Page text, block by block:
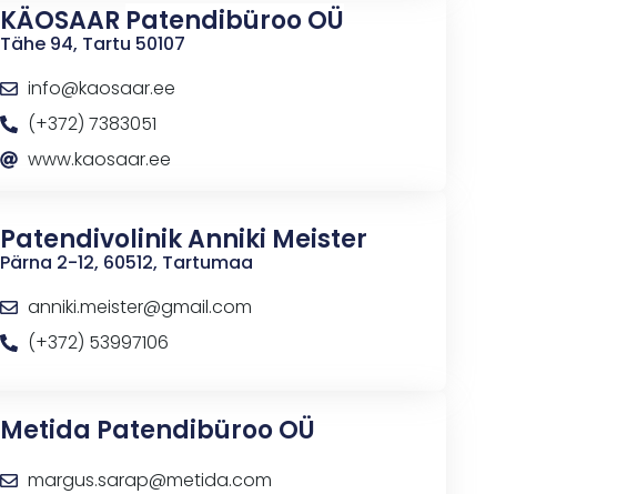
KÄOSAAR PatendibürooOÜ
Tähe 94, Tartu 50107
info@kaosaar.ee
(+372) 7383051
www.kaosaar.ee
Patendivolinik Anniki Meister
Pärna 2-12, 60512, Tartumaa
anniki.meister@gmail.com
(+372) 53997106
Metida Patendibüroo OÜ
margus.sarap@metida.com